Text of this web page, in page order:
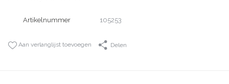
Artikelnummer 105253
Aan verlanglijst toevoegen Delen